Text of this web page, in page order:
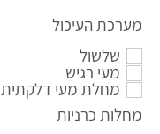
מערכת העיכול
שלשול
מעי רגיש
מחלת מעי דלקתית
מחלות כרניות